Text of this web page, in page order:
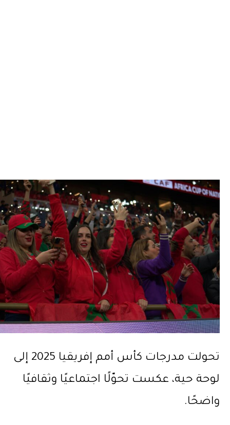
تحولت مدرجات كأس أمم إفريقيا 2025 إلى
لوحة حية، عكست تحوّلًا اجتماعيًا وثقافيًا
واضحًا.